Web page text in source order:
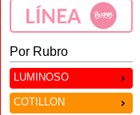
Por Rubro
LUMINOSO
COTILLON